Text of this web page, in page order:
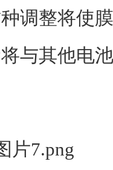
调整将使
与其他电